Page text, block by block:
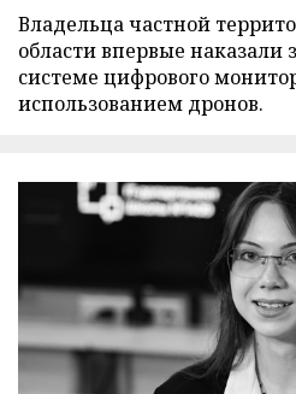
Владельца частной
области впервые наказали
системе цифрового
использованием дронов.